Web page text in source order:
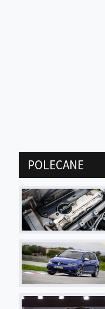
POLECANE